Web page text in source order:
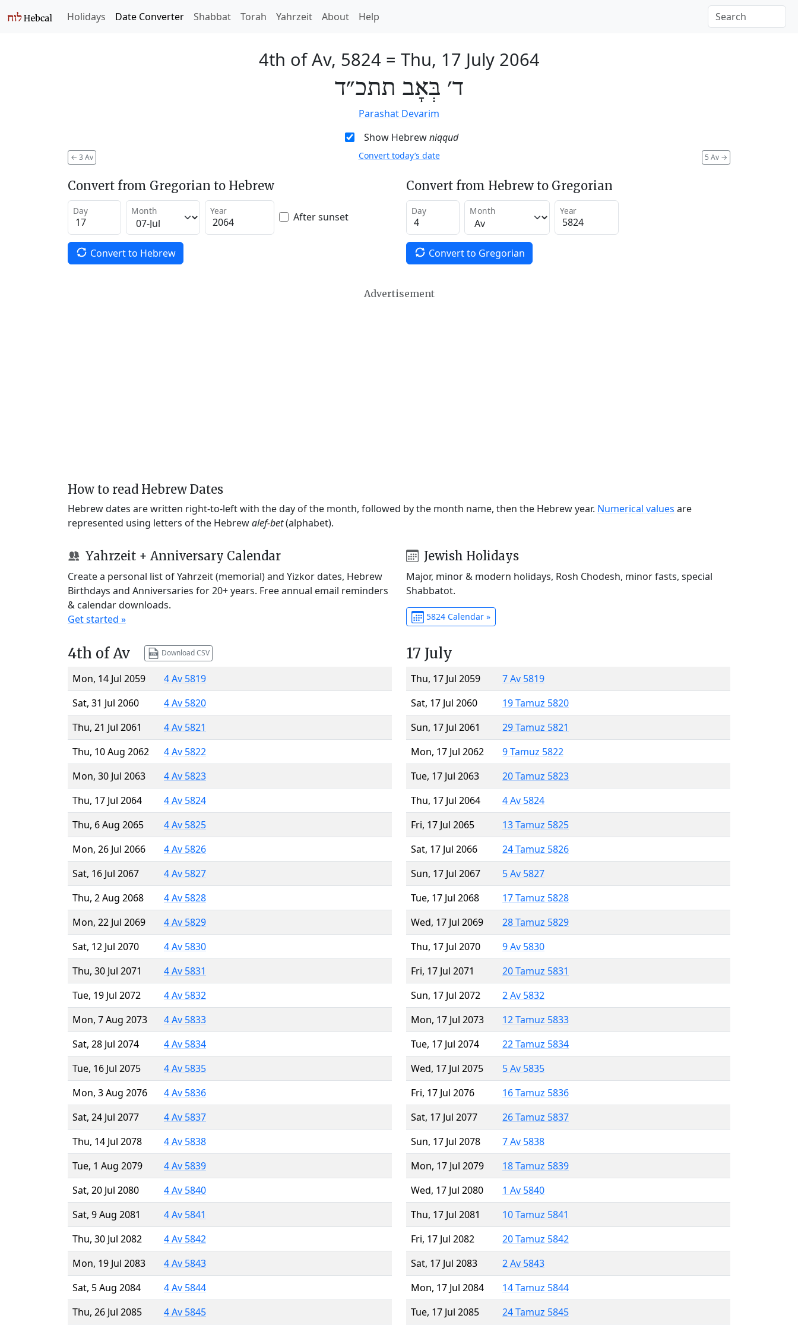
Holidays Date Converter Shabbat Torah Yahrzeit About Help
4th of Av, 5824 = Thu, 17 July 2064
ד׳ בְּאָב תתכ״ד
Parashat Devarim
Show Hebrewniqqud
← 3 Av 5 Av →
Convert today’s date
Convert from Gregorian to Hebrew
Day Month Year After sunset
Convert to Hebrew
Convert from Hebrew to Gregorian
Day Month Year
Convert to Gregorian
Advertisement
How to read Hebrew Dates
Hebrew dates are written right-to-left with the day of the month, followed by the month name, then the Hebrew year. Numerical values are
represented using letters of the Hebrewalef-bet(alphabet).
Yahrzeit + Anniversary Calendar
Create a personal list of Yahrzeit (memorial) and Yizkor dates, Hebrew
Birthdays and Anniversaries for 20+ years. Free annual email reminders
& calendar downloads.
Get started »
Jewish Holidays
Major, minor & modern holidays, Rosh Chodesh, minor fasts, special
Shabbatot.
5824 Calendar »
4th of Av Download CSV
Mon, 14 Jul 2059
4 Av 5819
Sat, 31 Jul 2060
4 Av 5820
Thu, 21 Jul 2061
4 Av 5821
Thu, 10 Aug 2062
4 Av 5822
Mon, 30 Jul 2063
4 Av 5823
Thu, 17 Jul 2064
4 Av 5824
Thu, 6 Aug 2065
4 Av 5825
Mon, 26 Jul 2066
4 Av 5826
Sat, 16 Jul 2067
4 Av 5827
Thu, 2 Aug 2068
4 Av 5828
Mon, 22 Jul 2069
4 Av 5829
Sat, 12 Jul 2070
4 Av 5830
Thu, 30 Jul 2071
4 Av 5831
Tue, 19 Jul 2072
4 Av 5832
Mon, 7 Aug 2073
4 Av 5833
Sat, 28 Jul 2074
4 Av 5834
Tue, 16 Jul 2075
4 Av 5835
Mon, 3 Aug 2076
4 Av 5836
Sat, 24 Jul 2077
4 Av 5837
Thu, 14 Jul 2078
4 Av 5838
Tue, 1 Aug 2079
4 Av 5839
Sat, 20 Jul 2080
4 Av 5840
Sat, 9 Aug 2081
4 Av 5841
Thu, 30 Jul 2082
4 Av 5842
Mon, 19 Jul 2083
4 Av 5843
Sat, 5 Aug 2084
4 Av 5844
Thu, 26 Jul 2085
4 Av 5845
17 July
Thu, 17 Jul 2059
7 Av 5819
Sat, 17 Jul 2060
19 Tamuz 5820
Sun, 17 Jul 2061
29 Tamuz 5821
Mon, 17 Jul 2062
9 Tamuz 5822
Tue, 17 Jul 2063
20 Tamuz 5823
Thu, 17 Jul 2064
4 Av 5824
Fri, 17 Jul 2065
13 Tamuz 5825
Sat, 17 Jul 2066
24 Tamuz 5826
Sun, 17 Jul 2067
5 Av 5827
Tue, 17 Jul 2068
17 Tamuz 5828
Wed, 17 Jul 2069
28 Tamuz 5829
Thu, 17 Jul 2070
9 Av 5830
Fri, 17 Jul 2071
20 Tamuz 5831
Sun, 17 Jul 2072
2 Av 5832
Mon, 17 Jul 2073
12 Tamuz 5833
Tue, 17 Jul 2074
22 Tamuz 5834
Wed, 17 Jul 2075
5 Av 5835
Fri, 17 Jul 2076
16 Tamuz 5836
Sat, 17 Jul 2077
26 Tamuz 5837
Sun, 17 Jul 2078
7 Av 5838
Mon, 17 Jul 2079
18 Tamuz 5839
Wed, 17 Jul 2080
1 Av 5840
Thu, 17 Jul 2081
10 Tamuz 5841
Fri, 17 Jul 2082
20 Tamuz 5842
Sat, 17 Jul 2083
2 Av 5843
Mon, 17 Jul 2084
14 Tamuz 5844
Tue, 17 Jul 2085
24 Tamuz 5845